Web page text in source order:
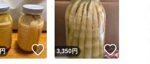
円 いいね！
3,350円 いいね！